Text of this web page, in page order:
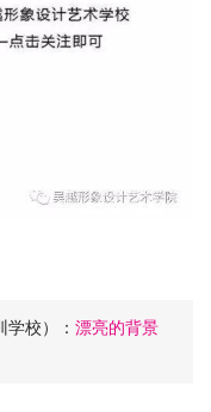
校）： 漂亮的背景